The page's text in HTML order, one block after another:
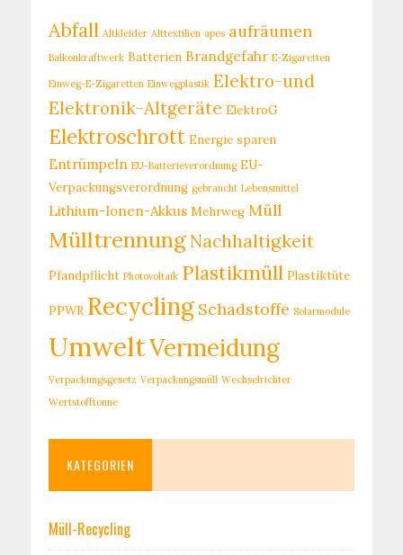
Abfall Altkleider Alttextilien apes aufräumen
Balkonkraftwerk Batterien Brandgefahr E-Zigaretten
Einweg-E-Zigaretten Einwegplastik Elektro-und
Elektronik-Altgeräte ElektroG
Elektroschrott Energie sparen
Entrümpeln EU-Batterieverordnung EU-
Verpackungsverordnung gebraucht Lebensmittel
Lithium-Ionen-Akkus Mehrweg Müll
MülltrennungNachhaltigkeit
Pfandpflicht Photovoltaik Plastikmüll Plastiktüte
PPWR Recycling Schadstoffe Solarmodule
UmweltVermeidung
Verpackungsgesetz Verpackungsmüll Wechselrichter
Wertstofftonne
KATEGORIEN
Müll-Recycling